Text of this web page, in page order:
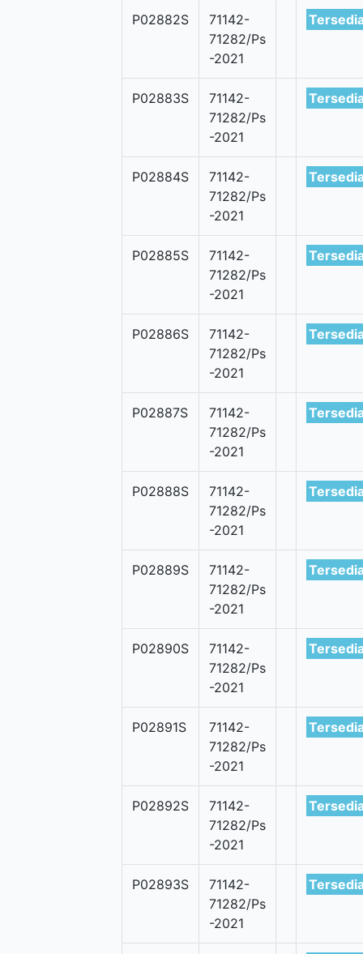
P02882S
71142-
71282/Ps
-2021
P02883S
71142-
71282/Ps
-2021
P02884S
71142-
71282/Ps
-2021
P02885S
71142-
71282/Ps
-2021
P02886S
71142-
71282/Ps
-2021
P02887S
71142-
71282/Ps
-2021
P02888S
71142-
71282/Ps
-2021
P02889S
71142-
71282/Ps
-2021
P02890S
71142-
71282/Ps
-2021
P02891S
71142-
71282/Ps
-2021
P02892S
71142-
71282/Ps
-2021
P02893S
71142-
71282/Ps
-2021